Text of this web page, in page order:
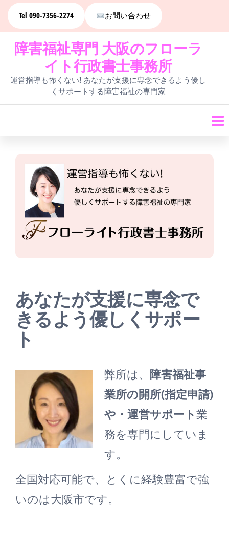
コ
ン
へ
Tel 090-7356-2274 お問い合わせ
障害福祉専門 大阪のフローラ
イト行政書士事務所
運営指導も怖くない! あなたが支援に専念できるよう優し
くサポートする障害福祉の専門家
あなたが支援に専念で
きるよう優しくサポー
ト
弊所は、 障害福祉事
業所の開所(指定申請)
や・運営サポート業
務を専門にしていま
す。
全国対応可能で、とくに経験豊富で強
いのは大阪市です。